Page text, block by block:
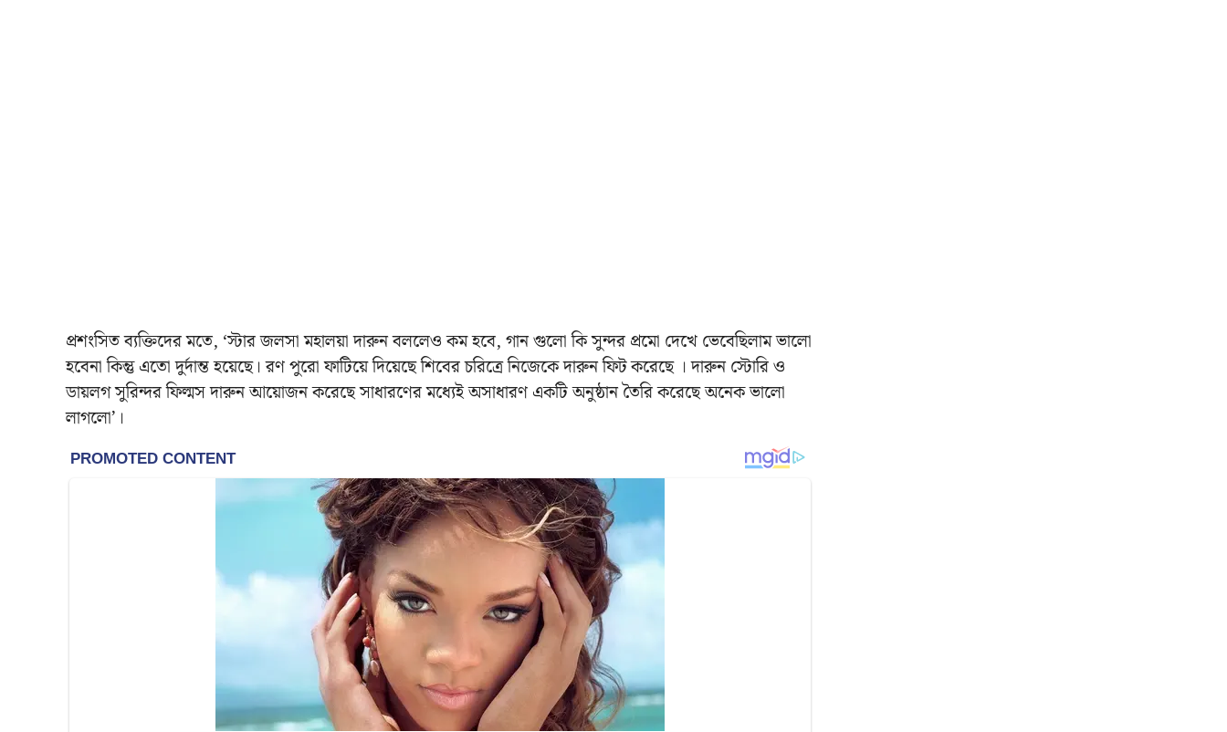
প্রশংসিত ব্যক্তিদের মতে, ‘স্টার জলসা মহালয়া দারুন বললেও কম হবে, গান গুলো কি সুন্দর প্রমো দেখে ভেবেছিলাম ভালো
হবেনা কিন্তু এতো দুর্দান্ত হয়েছে। রণ পুরো ফাটিয়ে দিয়েছে শিবের চরিত্রে নিজেকে দারুন ফিট করেছে । দারুন স্টোরি ও
ডায়লগ সুরিন্দর ফিল্মস দারুন আয়োজন করেছে সাধারণের মধ্যেই অসাধারণ একটি অনুষ্ঠান তৈরি করেছে অনেক ভালো
লাগলো’।